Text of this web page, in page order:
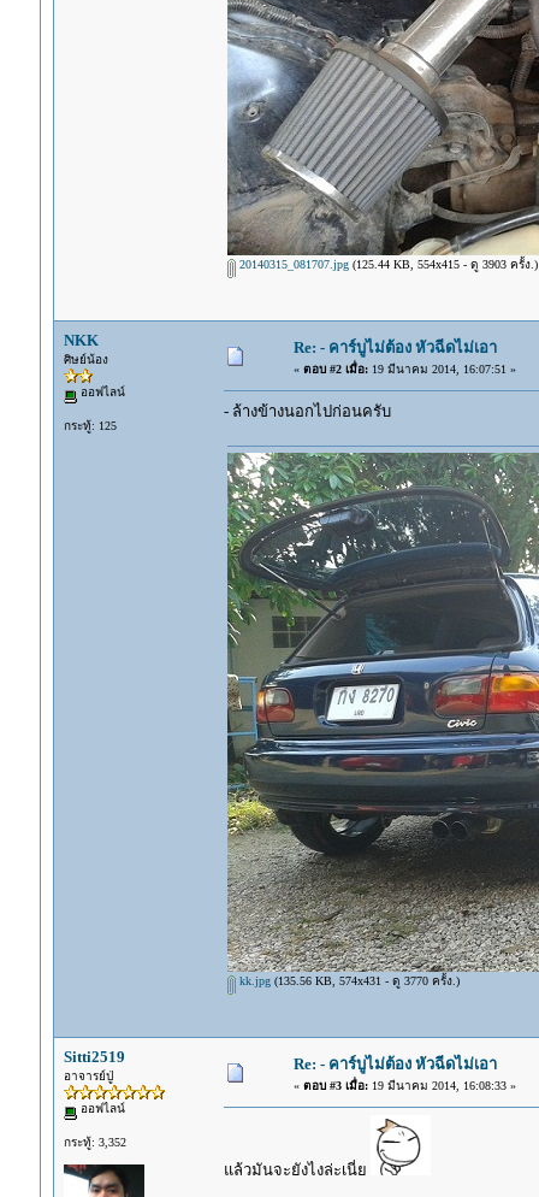
20140315_081707.jpg(125.44 KB, 554x415 - ดู 3903 ครั้ง.)
NKK
ศิษย์น้อง
ออฟไลน์
กระทู้: 125
Re: - คาร์บูไม่ต้อง หัวฉีดไม่เอา
« ตอบ #2 เมื่อ:19 มีนาคม 2014, 16:07:51 »
- ล้างข้างนอกไปก่อนครับ
kk.jpg(135.56 KB, 574x431 - ดู 3770 ครั้ง.)
Sitti2519
อาจารย์ปู่
ออฟไลน์
กระทู้: 3,352
Re: - คาร์บูไม่ต้อง หัวฉีดไม่เอา
« ตอบ #3 เมื่อ:19 มีนาคม 2014, 16:08:33 »
แล้วมันจะยังไงล่ะเนี่ย